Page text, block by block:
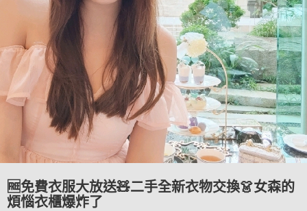
🆓免費衣服大放送🧸二手全新衣物交換👗女森的
煩惱衣櫃爆炸了